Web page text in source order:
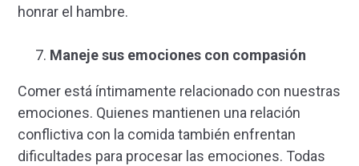
honrar el hambre.
Maneje sus emociones con compasión
Comer está íntimamente relacionado con nuestras
emociones. Quienes mantienen una relación
conflictiva con la comida también enfrentan
dificultades para procesar las emociones. Todas